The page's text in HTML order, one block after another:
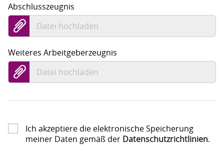
Abschlusszeugnis
Datei hochladen
Weiteres Arbeitgeberzeugnis
Datei hochladen
Ich akzeptiere die elektronische Speicherung
meiner Daten gemäß der Datenschutzrichtlinien.